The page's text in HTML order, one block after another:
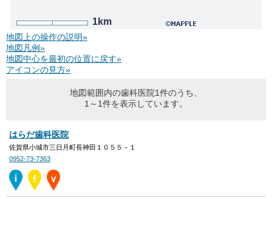
1km
地図上の操作の説明»
地図凡例»
地図中心を最初の位置に戻す»
アイコンの見方»
地図範囲内の歯科医院1件のうち、
1～1件を表示しています。
はらだ歯科医院
佐賀県小城市三日月町長神田１０５５－１
0952-73-7363